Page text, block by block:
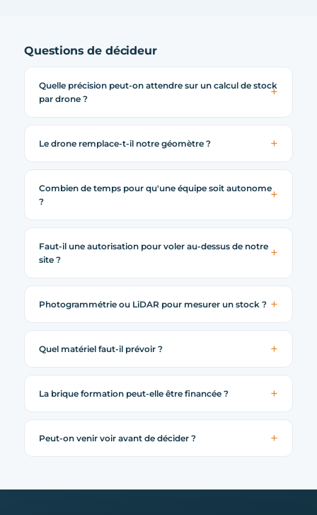
Questions de décideur
Quelle précision peut-on attendre sur un calcul de stock
par drone ?
Le drone remplace-t-il notre géomètre ?
Combien de temps pour qu'une équipe soit autonome
?
Faut-il une autorisation pour voler au-dessus de notre
site ?
Photogrammétrie ou LiDAR pour mesurer un stock ?
Quel matériel faut-il prévoir ?
La brique formation peut-elle être financée ?
Peut-on venir voir avant de décider ?